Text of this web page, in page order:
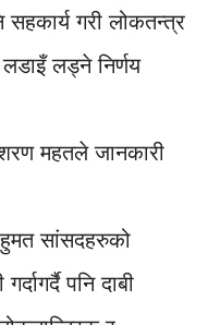
गरी लोकतन्त्र
लडाइँ लड्ने निर्णय
महतले जानकारी
सांसदहरुको
पनि दाबी